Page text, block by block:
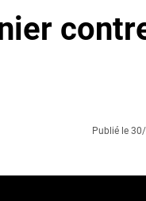
Publié le